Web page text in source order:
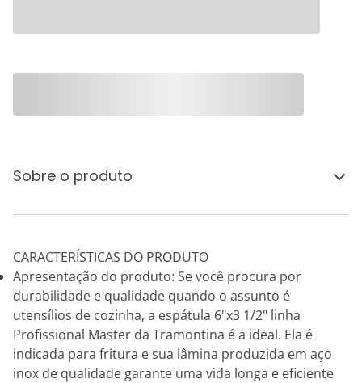
Sobre o produto
CARACTERÍSTICAS DO PRODUTO
Apresentação do produto: Se você procura por
durabilidade e qualidade quando o assunto é
utensílios de cozinha, a espátula 6"x3 1/2" linha
Profissional Master da Tramontina é a ideal. Ela é
indicada para fritura e sua lâmina produzida em aço
inox de qualidade garante uma vida longa e eficiente